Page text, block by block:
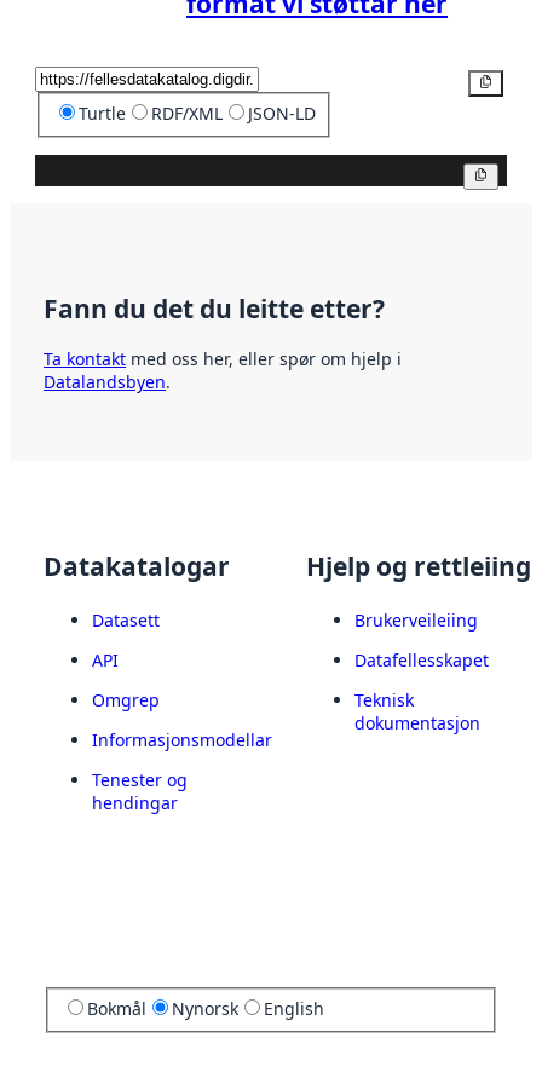
Turtle RDF/XML JSON-LD
Fann du det du leitte etter?
Ta kontakt med oss her, eller spør om hjelp i
Datalandsbyen.
Datakatalogar
Datasett
API
Omgrep
Informasjonsmodellar
Tenester og
hendingar
Hjelp og rettleiing
Brukerveileiing
Datafellesskapet
Teknisk
dokumentasjon
Bokmål Nynorsk English